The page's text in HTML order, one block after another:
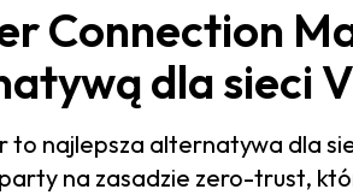
Connection
dla sieci
najlepsza alternatywa dla
na zasadzie zero-trust,